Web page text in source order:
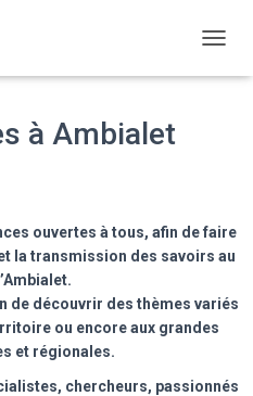
É
N
A
I
G
I
à Ambialet
ouvertes à tous, afin de faire
la transmission des savoirs au
de découvrir des thèmes variés
ou encore aux grandes
et régionales.
chercheurs, passionnés